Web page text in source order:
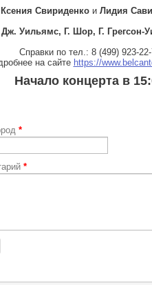
Ксения Свириденко и Лидия
Дж. Уильямс, Г. Шор, Г. Грегсон-
Справки по тел.: 8 (499) 923-
на сайте https://
Начало концерта в
*
*